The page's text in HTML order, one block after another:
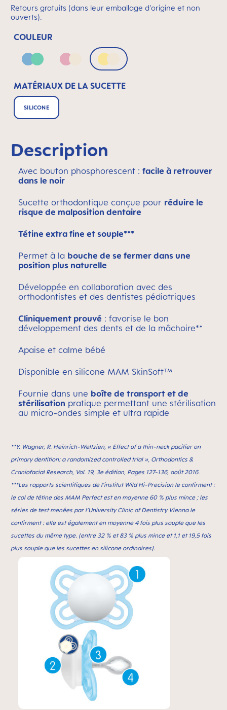
Retours gratuits (dans leur emballage d'origine et non
ouverts).
COULEUR
Blue & GreenPink & NeutralYellow & Neutral
MATÉRIAUX DE LA SUCETTE
SILICONE
Description
Avec bouton phosphorescent : facile à retrouver
dans le noir
Sucette orthodontique conçue pour réduire le
risque de malposition dentaire
Tétine extra fine et souple***
Permet à la bouche de se fermer dans une
position plus naturelle
Développée en collaboration avec des
orthodontistes et des dentistes pédiatriques
Cliniquement prouvé : favorise le bon
développement des dents et de la mâchoire**
Apaise et calme bébé
Disponible en silicone MAM SkinSoft™
Fournie dans une boîte de transport et de
stérilisation pratique permettant une stérilisation
au micro-ondes simple et ultra rapide
**Y. Wagner, R. Heinrich-Weltzien, « Effect of a thin-neck paciﬁer on
primary dentition: a randomized controlled trial », Orthodontics &
Craniofacial Research, Vol. 19, 3e édition, Pages 127-136, août 2016.
***Les rapports scientifiques de l’institut Wild Hi-Precision le confirment :
le col de tétine des MAM Perfect est en moyenne 60 % plus mince ; les
séries de test menées par l’University Clinic of Dentistry Vienna le
confirment : elle est également en moyenne 4 fois plus souple que les
sucettes du même type. (entre 32 % et 83 % plus mince et 1,1 et 19,5 fois
plus souple que les sucettes en silicone ordinaires).